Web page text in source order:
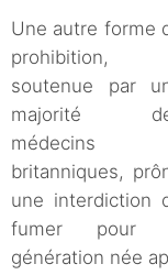
Une autre forme
prohibition,
soutenue par
majorité
médecins
britanniques,
une interdiction
fumer pour
génération née